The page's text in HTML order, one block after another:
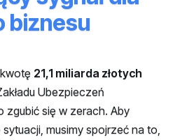
biznesu
21,1 miliarda złotych
Ubezpieczeń
zgubić się w zerach. Aby
musimy spojrzeć na to,